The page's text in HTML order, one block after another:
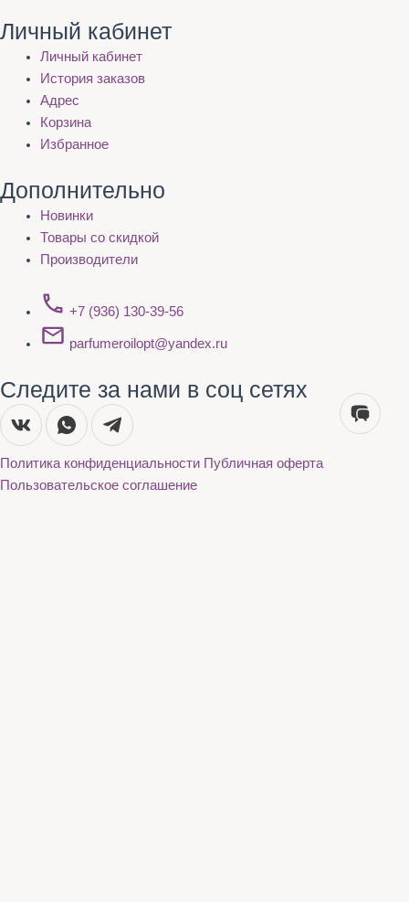
Личный кабинет
Личный кабинет
История заказов
Адрес
Корзина
Избранное
Дополнительно
Новинки
Товары со скидкой
Производители
+7 (936) 130-39-56
parfumeroilopt@yandex.ru
Следите за нами в соц сетях
Политика конфиденциальности Публичная оферта
Пользовательское соглашение